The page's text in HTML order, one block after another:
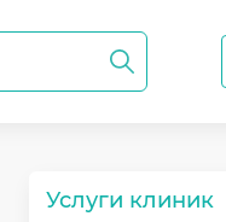
Услуги клиник